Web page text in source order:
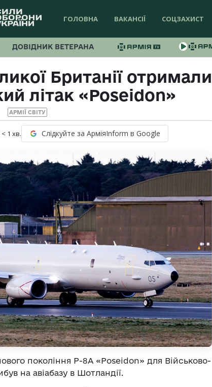
ГОЛОВНА ВАКАНСІЇ СОЦЗАХИСТ
ДОВІДНИК ВЕТЕРАНА
Британії отримали
літак «Poseidon»
АРМІЇ СВІТУ
< 1 хв. Слідкуйте за АрміяInform в Google
покоління P-8A «Poseidon» для Військово-
на авіабазу в Шотландії.